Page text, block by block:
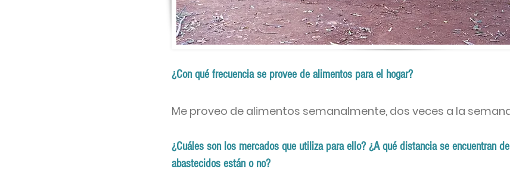
¿Con qué frecuencia se provee de alimentos para el hogar?
Me proveo de alimentos semanalmente, dos veces a la
¿Cuáles son los mercados que utiliza para ello? ¿A qué distancia se encuentran
abastecidos están o no?